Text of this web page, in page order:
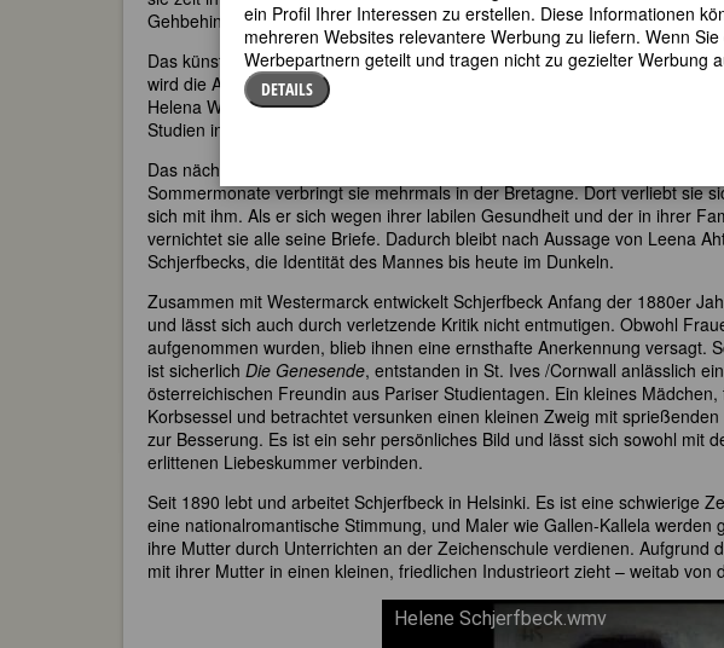
Gehbehinderung geplagt.
Das künstlerische Talent Schjerfbecks tritt früh zutage. Ihr
wird die Aufnahme in die Zeichenschule der Finnischen Kunstgesellschaft
Helena Westermarck kennenlernt. Nach ersten Erfolgen in Helsinki kann
Studien in Paris fortsetzen.
Das nächste Jahrzehnt verläuft sehr turbulent. Schjerfbeck unternimmt
Sommermonate verbringt sie mehrmals in der Bretagne. Dort verliebt sie
sich mit ihm. Als er sich wegen ihrer labilen Gesundheit und der in ihrer
vernichtet sie alle seine Briefe. Dadurch bleibt nach Aussage von Leena
Schjerfbecks, die Identität des Mannes bis heute im Dunkeln.
Zusammen mit Westermarck entwickelt Schjerfbeck Anfang der 1880er
und lässt sich auch durch verletzende Kritik nicht entmutigen. Obwohl
aufgenommen wurden, blieb ihnen eine ernsthafte Anerkennung versagt.
ist sicherlich Die Genesende, entstanden in St. Ives /Cornwall anlässlich
österreichischen Freundin aus Pariser Studientagen. Ein kleines
Korbsessel und betrachtet versunken einen kleinen Zweig mit
zur Besserung. Es ist ein sehr persönliches Bild und lässt sich sowohl mit
erlittenen Liebeskummer verbinden.
Seit 1890 lebt und arbeitet Schjerfbeck in Helsinki. Es ist eine schwierige
eine nationalromantische Stimmung, und Maler wie Gallen-Kallela
ihre Mutter durch Unterrichten an der Zeichenschule verdienen. Aufgrund
mit ihrer Mutter in einen kleinen, friedlichen Industrieort zieht – weitab von
Helene Schjerfbeck.wmv
ein Profil Ihrer Interessen zu erstellen. Diese Informationen
mehreren Websites relevantere Werbung zu liefern. Wenn
Werbepartnern geteilt und tragen nicht zu gezielter Werbung
DETAILS